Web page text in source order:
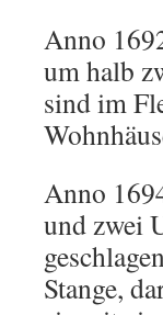
Anno
um halb
sind im
Anno
und zwei
Stange,